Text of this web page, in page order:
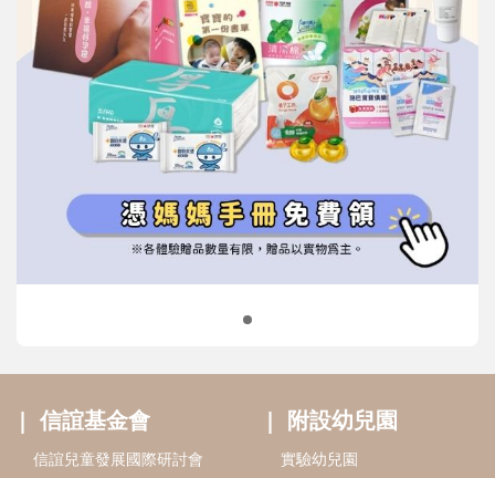
信誼基金會
2022信誼年度報告
2023信誼年度報告
2024信誼年度報告
好孕袋
分齡育兒電子報
附設幼兒園
小袋鼠幼師網